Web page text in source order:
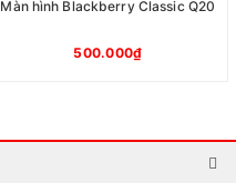
Màn hình Blackberry Classic Q20
500.000₫